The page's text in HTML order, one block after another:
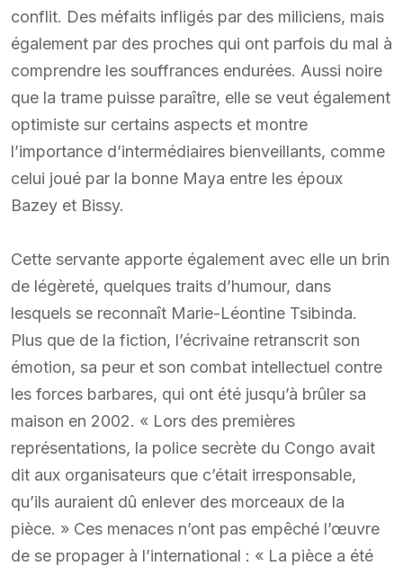
conflit. Des méfaits infligés par des miliciens, mais
également par des proches qui ont parfois du mal à
comprendre les souffrances endurées. Aussi noire
que la trame puisse paraître, elle se veut également
optimiste sur certains aspects et montre
l’importance d’intermédiaires bienveillants, comme
celui joué par la bonne Maya entre les époux
Bazey et Bissy.
Cette servante apporte également avec elle un brin
de légèreté, quelques traits d’humour, dans
lesquels se reconnaît Marie-Léontine Tsibinda.
Plus que de la fiction, l’écrivaine retranscrit son
émotion, sa peur et son combat intellectuel contre
les forces barbares, qui ont été jusqu’à brûler sa
maison en 2002. « Lors des premières
représentations, la police secrète du Congo avait
dit aux organisateurs que c’était irresponsable,
qu’ils auraient dû enlever des morceaux de la
pièce. » Ces menaces n’ont pas empêché l’œuvre
de se propager à l’international : « La pièce a été